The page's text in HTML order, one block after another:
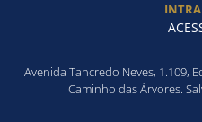
Avenida Tancredo Neves, 1.109,
Caminho das Árvores.